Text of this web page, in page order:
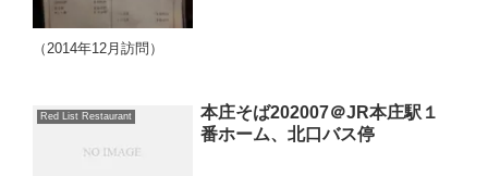
（2014年12月訪問）
Red List Restaurant
本庄そば202007＠JR本庄駅１
番ホーム、北口バス停